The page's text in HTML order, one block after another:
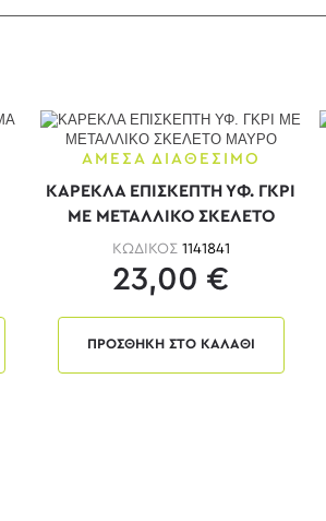
ΑΜΕΣΑ ΔΙΑΘΕΣΙΜΟ
ΚΑΡΕΚΛΑ ΕΠΙΣΚΕΠΤΗ ΥΦ. ΓΚΡΙ
ΜΕ ΜΕΤΑΛΛΙΚΟ ΣΚΕΛΕΤΟ
ΜΑΥΡΟ
ΚΩΔΙΚΟΣ 1141841
23,00 €
ΠΡΟΣΘΗΚΗ ΣΤΟ ΚΑΛΑΘΙ